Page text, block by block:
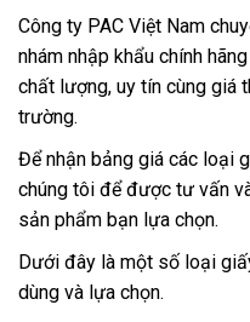
Công ty PAC Việt Nam
nhám nhập khẩu chính
chất lượng, uy tín cùng giá
trường.
Để nhận bảng giá các loại
chúng tôi để được tư vấn
sản phẩm bạn lựa chọn.
Dưới đây là một số loại
dùng và lựa chọn.